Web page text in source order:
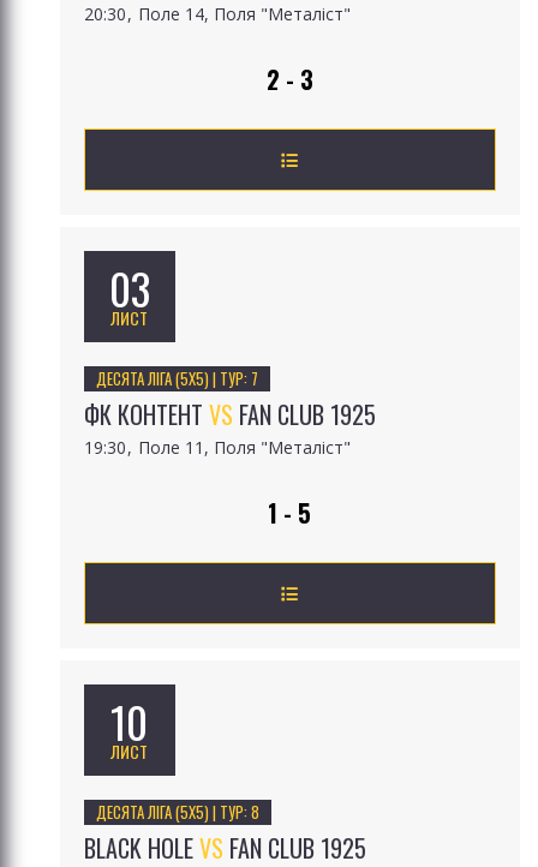
20:30 Поле 14, Поля "Металіст"
2 - 3
03
ЛИСТ
ДЕСЯТА ЛІГА (5Х5) | ТУР: 7
ФК КОНТЕНТ VS FAN CLUB 1925
19:30 Поле 11, Поля "Металіст"
1 - 5
10
ЛИСТ
ДЕСЯТА ЛІГА (5Х5) | ТУР: 8
BLACK HOLEVS FAN CLUB 1925